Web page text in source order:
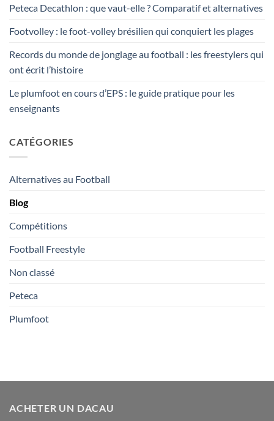
Peteca Decathlon : que vaut-elle ? Comparatif et alternatives
Footvolley : le foot-volley brésilien qui conquiert les plages
Records du monde de jonglage au football : les freestylers qui
ont écrit l’histoire
Le plumfoot en cours d’EPS : le guide pratique pour les
enseignants
CATÉGORIES
Alternatives au Football
Blog
Compétitions
Football Freestyle
Non classé
Peteca
Plumfoot
ACHETER UN DACAU